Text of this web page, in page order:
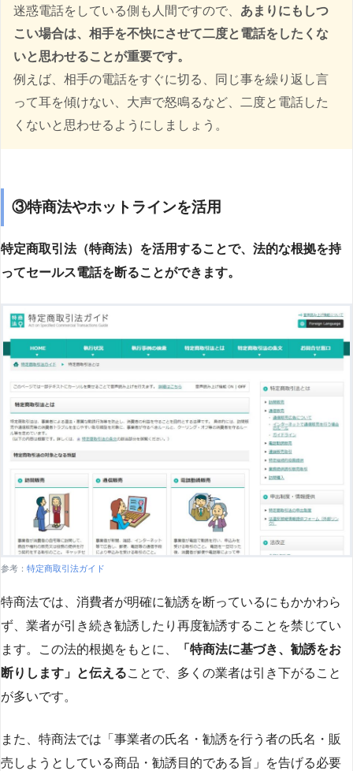
迷惑電話をしている側も人間ですので、 あまりにもしつ
こい場合は、相手を不快にさせて二度と電話をしたくな
いと思わせることが重要です。
例えば、相手の電話をすぐに切る、同じ事を繰り返し言
って耳を傾けない、大声で怒鳴るなど、二度と電話した
くないと思わせるようにしましょう。
③特商法やホットラインを活用
特定商取引法（特商法）を活用することで、法的な根拠を持
ってセールス電話を断ることができます。
参考： 特定商取引法ガイド
特商法では、消費者が明確に勧誘を断っているにもかかわら
ず、業者が引き続き勧誘したり再度勧誘することを禁じてい
ます。この法的根拠をもとに、
「特商法に基づき、勧誘をお
断りします」と伝えることで、多くの業者は引き下がること
が多いです​​。
また、特商法では「事業者の氏名・勧誘を行う者の氏名・販
売しようとしている商品・勧誘目的である旨」を告げる必要